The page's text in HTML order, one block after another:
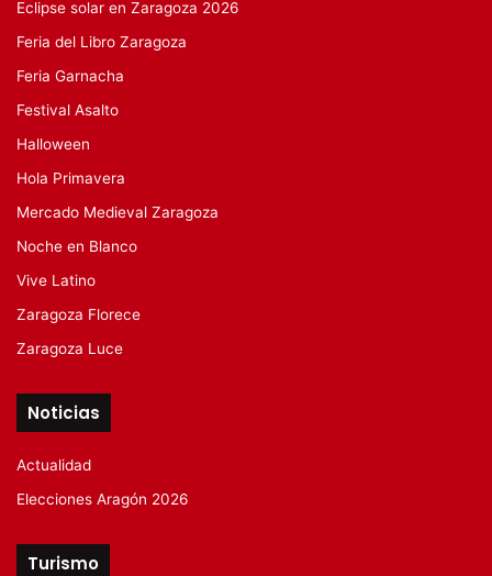
Eclipse solar en Zaragoza 2026
Feria del Libro Zaragoza
Feria Garnacha
Festival Asalto
Halloween
Hola Primavera
Mercado Medieval Zaragoza
Noche en Blanco
Vive Latino
Zaragoza Florece
Zaragoza Luce
Noticias
Actualidad
Elecciones Aragón 2026
Turismo